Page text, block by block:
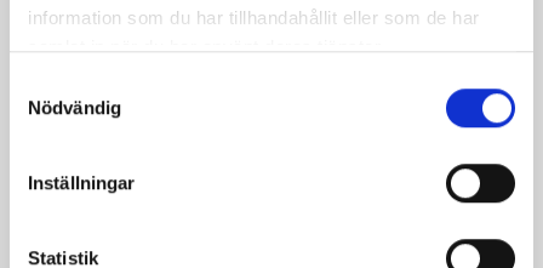
information som du har tillhandahållit eller som de har
samlat in när du har använt deras tjänster.
Nödvändig
Inställningar
Statistik